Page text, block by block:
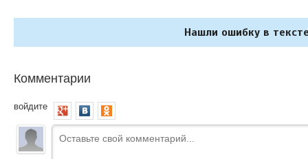
Нашли ошибку в
Комментарии
войдите